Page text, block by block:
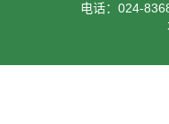
电话：024-